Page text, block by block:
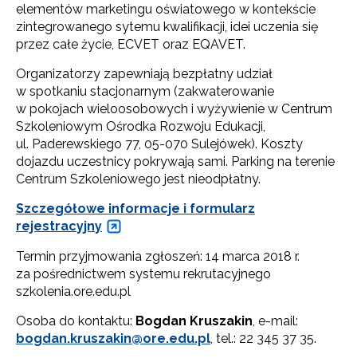
elementów marketingu oświatowego w kontekście
zintegrowanego sytemu kwalifikacji, idei uczenia się
przez całe życie, ECVET oraz EQAVET.
Organizatorzy zapewniają bezpłatny udział
w spotkaniu stacjonarnym (zakwaterowanie
w pokojach wieloosobowych i wyżywienie w Centrum
Szkoleniowym Ośrodka Rozwoju Edukacji,
ul. Paderewskiego 77, 05-070 Sulejówek). Koszty
dojazdu uczestnicy pokrywają sami. Parking na terenie
Centrum Szkoleniowego jest nieodpłatny.
Szczegółowe informacje i formularz
rejestracyjny
Termin przyjmowania zgłoszeń: 14 marca 2018 r.
za pośrednictwem systemu rekrutacyjnego
szkolenia.ore.edu.pl
Osoba do kontaktu: Bogdan Kruszakin , e-mail:
bogdan.kruszakin@ore.edu.pl , tel.: 22 345 37 35.